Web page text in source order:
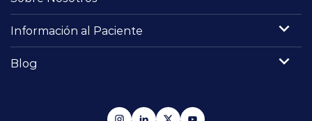
Información al Paciente
Blog